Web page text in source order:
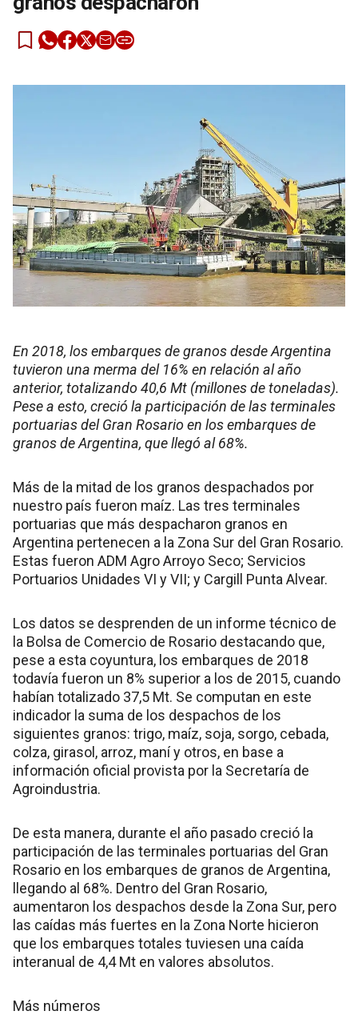
En 2018, los embarques de granos desde Argentina
tuvieron una merma del 16% en relación al año
anterior, totalizando 40,6 Mt (millones de toneladas).
Pese a esto, creció la participación de las terminales
portuarias del Gran Rosario en los embarques de
granos de Argentina, que llegó al 68%.
Más de la mitad de los granos despachados por
nuestro país fueron maíz. Las tres terminales
portuarias que más despacharon granos en
Argentina pertenecen a la Zona Sur del Gran Rosario.
Estas fueron ADM Agro Arroyo Seco; Servicios
Portuarios Unidades VI y VII; y Cargill Punta Alvear.
Los datos se desprenden de un informe técnico de
la Bolsa de Comercio de Rosario destacando que,
pese a esta coyuntura, los embarques de 2018
todavía fueron un 8% superior a los de 2015, cuando
habían totalizado 37,5 Mt. Se computan en este
indicador la suma de los despachos de los
siguientes granos: trigo, maíz, soja, sorgo, cebada,
colza, girasol, arroz, maní y otros, en base a
información oficial provista por la Secretaría de
Agroindustria.
De esta manera, durante el año pasado creció la
participación de las terminales portuarias del Gran
Rosario en los embarques de granos de Argentina,
llegando al 68%. Dentro del Gran Rosario,
aumentaron los despachos desde la Zona Sur, pero
las caídas más fuertes en la Zona Norte hicieron
que los embarques totales tuviesen una caída
interanual de 4,4 Mt en valores absolutos.
Más números